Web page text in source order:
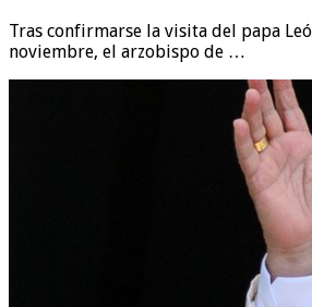
Tras confirmarse la visita del papa
noviembre, el arzobispo de …